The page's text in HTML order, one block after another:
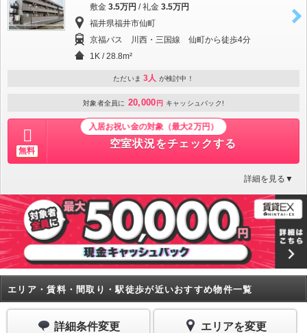
敷金 3.5万円 /礼金 3.5万円
福井県福井市仙町
京福バス 川西・三国線 仙町から徒歩4分
1K / 28.8m²
ただいま 3人 が検討中！
対象者全員に 20,000 円 キャッシュバック!
無料
入居お祝い金の対象（最大2万円）
空室状況をチェックする
詳細を見る▼
エリア・賃料・間取り・駅徒歩が近いおすすめ物件一覧
詳細条件変更 エリアを変更